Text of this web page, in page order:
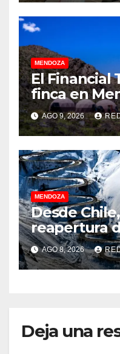
MENDOZA
El Financial
finca en
CEOs y
empresas
planean
nuclear
AGO 9, 2026
MENDOZA
Desde
reapertura
millonarias
AGO 8, 2026
Deja una